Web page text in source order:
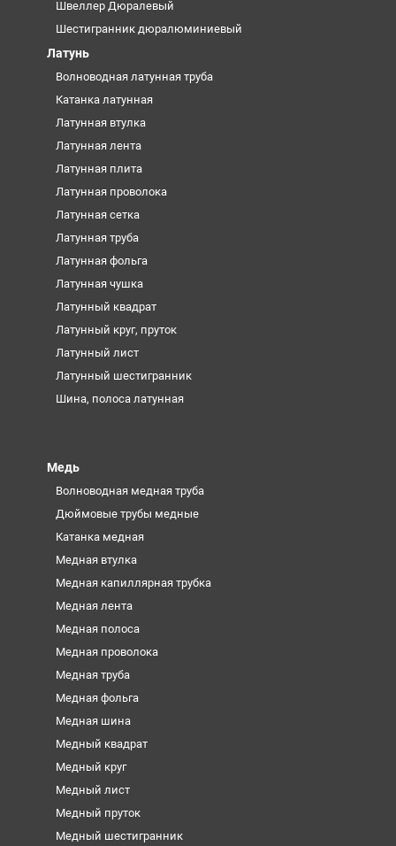
Швеллер Дюралевый
Шестигранник дюралюминиевый
Латунь
Волноводная латунная труба
Катанка латунная
Латунная втулка
Латунная лента
Латунная плита
Латунная проволока
Латунная сетка
Латунная труба
Латунная фольга
Латунная чушка
Латунный квадрат
Латунный круг, пруток
Латунный лист
Латунный шестигранник
Шина, полоса латунная
Медь
Волноводная медная труба
Дюймовые трубы медные
Катанка медная
Медная втулка
Медная капиллярная трубка
Медная лента
Медная полоса
Медная проволока
Медная труба
Медная фольга
Медная шина
Медный квадрат
Медный круг
Медный лист
Медный пруток
Медный шестигранник